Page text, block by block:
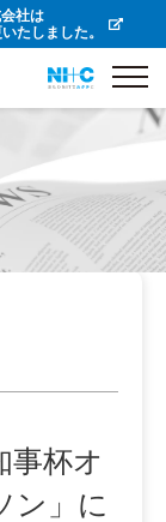
社は
たしました。
事杯オ
ン」に